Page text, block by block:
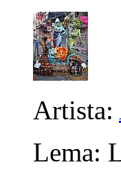
Artista:
Lema: